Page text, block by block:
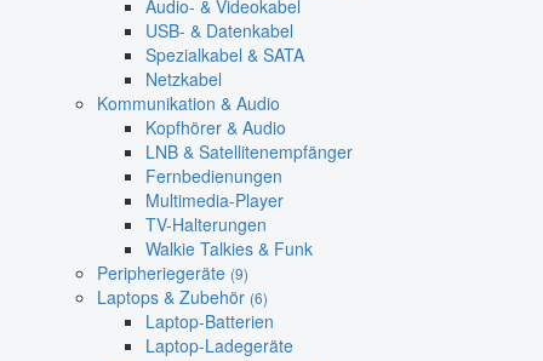
Audio- & Videokabel
USB- & Datenkabel
Spezialkabel & SATA
Netzkabel
Kommunikation & Audio
Kopfhörer & Audio
LNB & Satellitenempfänger
Fernbedienungen
Multimedia-Player
TV-Halterungen
Walkie Talkies & Funk
Peripheriegeräte (9)
Laptops & Zubehör (6)
Laptop-Batterien
Laptop-Ladegeräte